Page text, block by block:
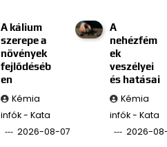
A kálium
szerepe a
növények
fejlődéséb
en
Kémia
infók - Kata
2026-08-07
A
nehézfém
ek
veszélyei
és hatásai
Kémia
infók - Kata
2026-